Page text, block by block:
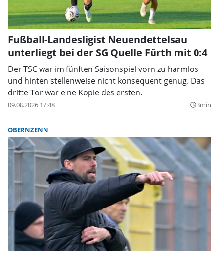
Fußball-Landesligist Neuendettelsau
unterliegt bei der SG Quelle Fürth mit 0:4
Der TSC war im fünften Saisonspiel vorn zu harmlos
und hinten stellenweise nicht konsequent genug. Das
dritte Tor war eine Kopie des ersten.
09.08.2026 17:48 query_builder3min
OBERNZENN